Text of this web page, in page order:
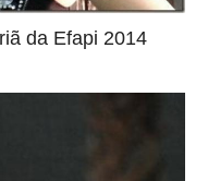
da Efapi 2014